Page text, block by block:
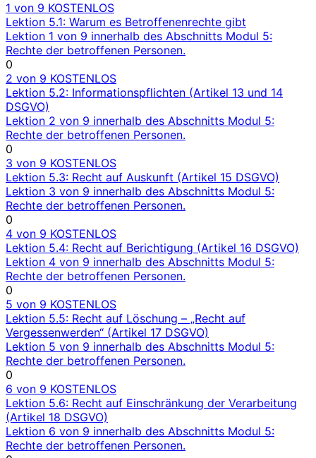
1 von 9 KOSTENLOS
Lektion 5.1: Warum es Betroffenenrechte gibt
Lektion 1 von 9 innerhalb des Abschnitts Modul 5:
Rechte der betroffenen Personen.
0
2 von 9 KOSTENLOS
Lektion 5.2: Informationspflichten (Artikel 13 und 14
DSGVO)
Lektion 2 von 9 innerhalb des Abschnitts Modul 5:
Rechte der betroffenen Personen.
0
3 von 9 KOSTENLOS
Lektion 5.3: Recht auf Auskunft (Artikel 15 DSGVO)
Lektion 3 von 9 innerhalb des Abschnitts Modul 5:
Rechte der betroffenen Personen.
0
4 von 9 KOSTENLOS
Lektion 5.4: Recht auf Berichtigung (Artikel 16 DSGVO)
Lektion 4 von 9 innerhalb des Abschnitts Modul 5:
Rechte der betroffenen Personen.
0
5 von 9 KOSTENLOS
Lektion 5.5: Recht auf Löschung – „Recht auf
Vergessenwerden“ (Artikel 17 DSGVO)
Lektion 5 von 9 innerhalb des Abschnitts Modul 5:
Rechte der betroffenen Personen.
0
6 von 9 KOSTENLOS
Lektion 5.6: Recht auf Einschränkung der Verarbeitung
(Artikel 18 DSGVO)
Lektion 6 von 9 innerhalb des Abschnitts Modul 5:
Rechte der betroffenen Personen.